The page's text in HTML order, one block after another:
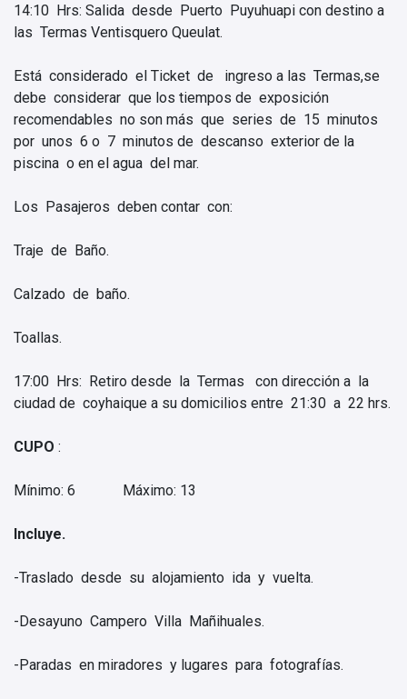
14:10 Hrs: Salida desde Puerto Puyuhuapi con destino a
las Termas Ventisquero Queulat.
Está considerado el Ticket de ingreso a las Termas,se
debe considerar que los tiempos de exposición
recomendables no son más que series de 15 minutos
por unos 6 o 7 minutos de descanso exterior de la
piscina o en el agua del mar.
Los Pasajeros deben contar con:
Traje de Baño.
Calzado de baño.
Toallas.
17:00 Hrs: Retiro desde la Termas con dirección a la
ciudad de coyhaique a su domicilios entre 21:30 a 22 hrs.
CUPO :
Mínimo: 6 Máximo: 13
Incluye.
-Traslado desde su alojamiento ida y vuelta.
-Desayuno Campero Villa Mañihuales.
-Paradas en miradores y lugares para fotografías.